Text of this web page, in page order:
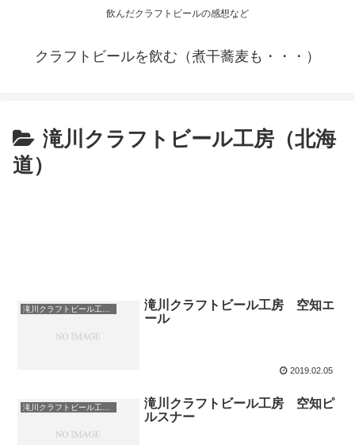
飲んだクラフトビールの感想など
クラフトビールを飲む（煮干蕎麦も・・・）
滝川クラフトビール工房（北海
道）
滝川クラフトビール工房（北海道）
滝川クラフトビール工房 空知エ
ール
2019.02.05
滝川クラフトビール工房 空知ピ
ルスナー